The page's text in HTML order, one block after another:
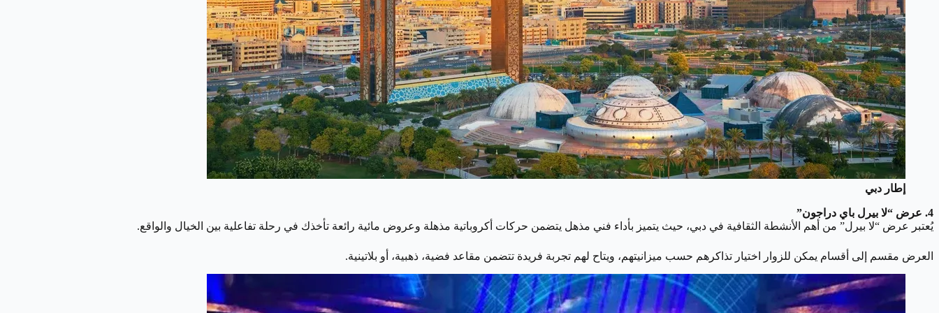
إطار دبي
4. عرض “لا بيرل باي دراجون”
يُعتبر عرض “لا بيرل” من أهم الأنشطة الثقافية في دبي، حيث يتميز بأداء فني مذهل يتضمن حركات أكروباتية مذهلة وعروض مائية رائعة تأخذك في رحلة تفاعلية بين الخيال والواقع.
العرض مقسم إلى أقسام يمكن للزوار اختيار تذاكرهم حسب ميزانيتهم، ويتاح لهم تجربة فريدة تتضمن مقاعد فضية، ذهبية، أو بلاتينية.